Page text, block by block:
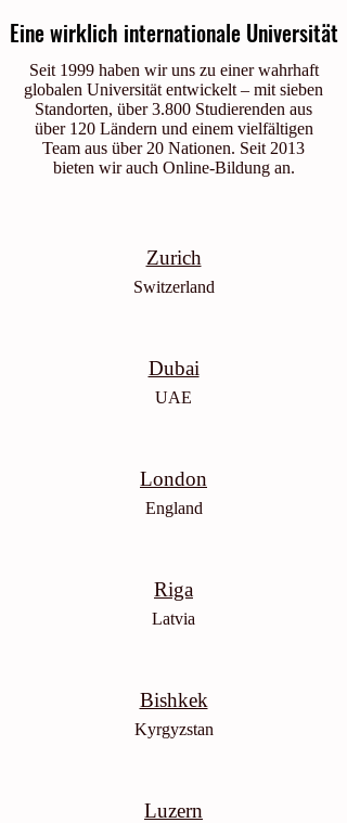
Eine wirklich internationale Universität
Seit 1999 haben wir uns zu einer wahrhaft
globalen Universität entwickelt – mit sieben
Standorten, über 3.800 Studierenden aus
über 120 Ländern und einem vielfältigen
Team aus über 20 Nationen. Seit 2013
bieten wir auch Online-Bildung an.
Zurich
Switzerland
Dubai
UAE
London
England
Riga
Latvia
Bishkek
Kyrgyzstan
Luzern